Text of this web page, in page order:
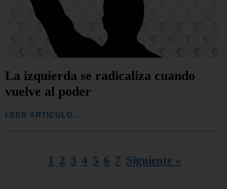
La izquierda se radicaliza cuando
vuelve al poder
LEER ARTÍCULO...
1 2 3 4 5 6 7 Siguiente »